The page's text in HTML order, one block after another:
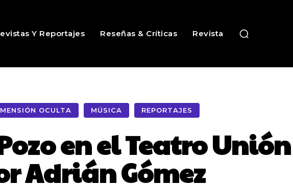
Y Reportajes Reseñas & Críticas Revista
OCULTA MÚSICA REPORTAJES
en el Teatro
Adrián Gómez